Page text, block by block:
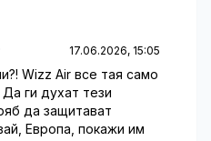
17.06.2026, 15:05
Wizz Air все тая само
ги духат тези
да защитават
Европа, покажи им